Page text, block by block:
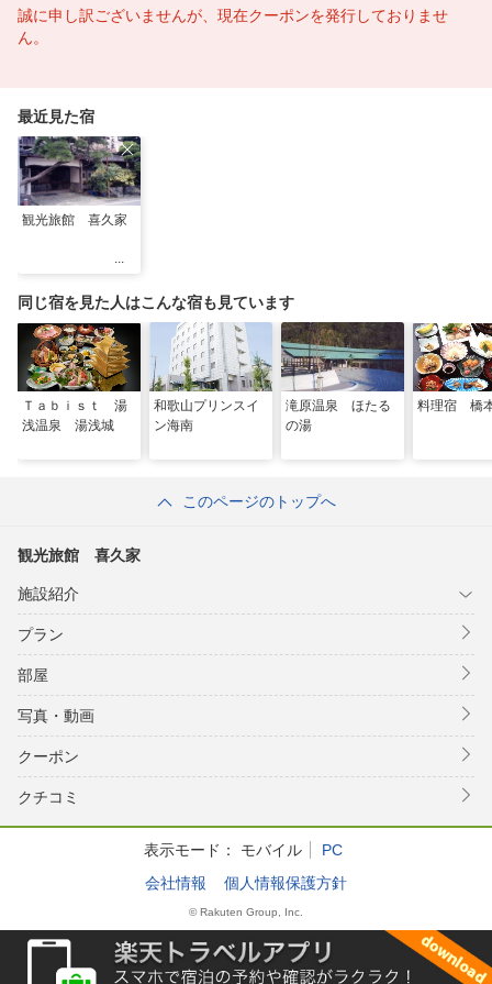
誠に申し訳ございませんが、現在クーポンを発行しておりませ
ん。
最近見た宿
観光旅館 喜久家
同じ宿を見た人はこんな宿も見ています
Ｔａｂｉｓｔ 湯
浅温泉 湯浅城
和歌山プリンスイ
ン海南
滝原温泉 ほたる
の湯
料理宿 橋
このページのトップへ
観光旅館 喜久家
施設紹介
プラン
部屋
写真・動画
クーポン
クチコミ
表示モード： モバイル
PC
会社情報
個人情報保護方針
© Rakuten Group, Inc.